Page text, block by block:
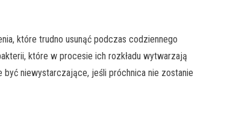
które trudno usunąć podczas codziennego
które w procesie ich rozkładu wytwarzają
niewystarczające, jeśli próchnica nie zostanie